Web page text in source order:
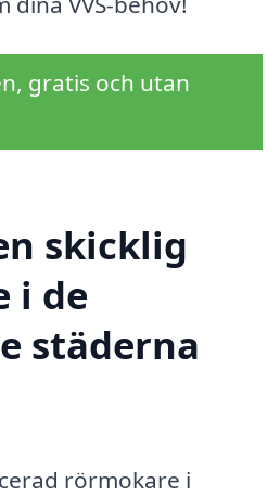
gratis och utan
skicklig
i de
städerna
rörmokare i